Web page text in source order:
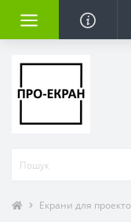
Екрани для